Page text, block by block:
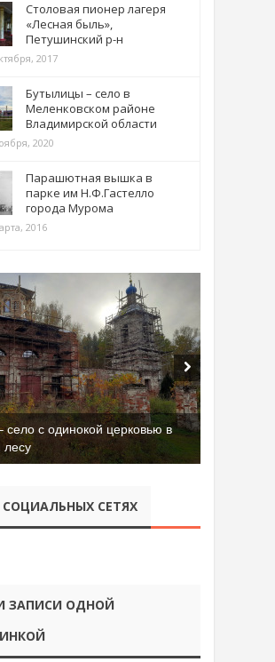
Столовая пионер лагеря
«Лесная быль»,
Петушинский р-н
2017
Бутылицы – село в
Меленковском районе
Владимирской области
2020
Парашютная вышка в
парке им Н.Ф.Гастелло
города Мурома
2016
танковая часть имени Сухэ-
во Владимире
СЕТЯХ
ЗАПИСИ ОДНОЙ